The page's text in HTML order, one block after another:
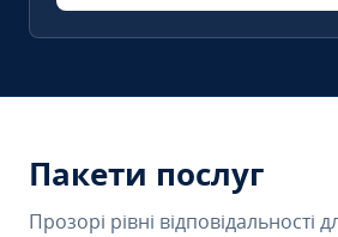
Пакети послуг
Прозорі рівні відповідальності